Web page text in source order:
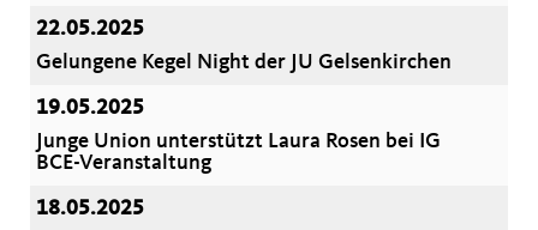
22.05.2025
​​​​​​​Gelungene Kegel Night der JU Gelsenkirchen
19.05.2025
Junge Union unterstützt Laura Rosen bei IG
BCE-Veranstaltung
18.05.2025